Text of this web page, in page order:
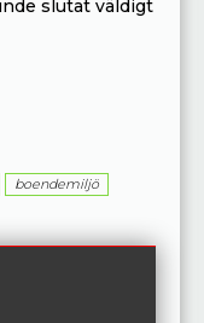
slutat väldigt
boendemiljö